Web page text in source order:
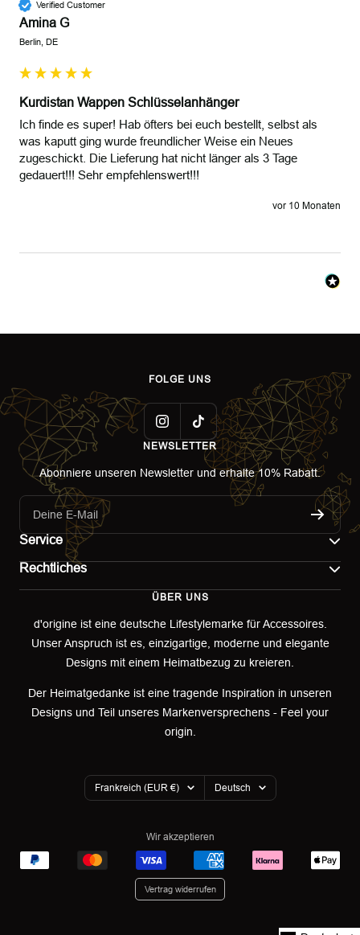
Verified Customer
Amina G
Berlin, DE
Kurdistan Wappen Schlüsselanhänger
Ich finde es super! Hab öfters bei euch bestellt, selbst als
was kaputt ging wurde freundlicher Weise ein Neues
zugeschickt. Die Lieferung hat nicht länger als 3 Tage
gedauert!!! Sehr empfehlenswert!!!
vor 10 Monaten
FOLGE UNS
NEWSLETTER
Abonniere unseren Newsletter und erhalte 10% Rabatt.
Deine E-Mail
Service
Retoure & Umtausch
Retourenportal
Rechtliches
AGB
Widerrufsbelehrung
ÜBER UNS
d'origine ist eine deutsche Lifestylemarke für Accessoires.
Unser Anspruch ist es, einzigartige, moderne und elegante
Designs mit einem Heimatbezug zu kreieren.
Der Heimatgedanke ist eine tragende Inspiration in unseren
Designs und Teil unseres Markenversprechens - Feel your
origin.
Land/Region
Frankreich (EUR €) Sprache
Deutsch
Wir akzeptieren
Vertrag widerrufen